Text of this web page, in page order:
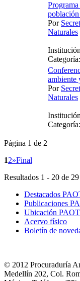
Por
Naturales
Categoría:
ambiente
Por
Naturales
Categoría:
Página 1 de 2
12»Final
Resultados 1 - 20 de 29
Destacados
Publicaciones
Ubicación PAOT
Acervo físico
Boletín de
© 2012 Procuraduría
Medellín 202, Col.